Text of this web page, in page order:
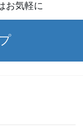
お気軽に